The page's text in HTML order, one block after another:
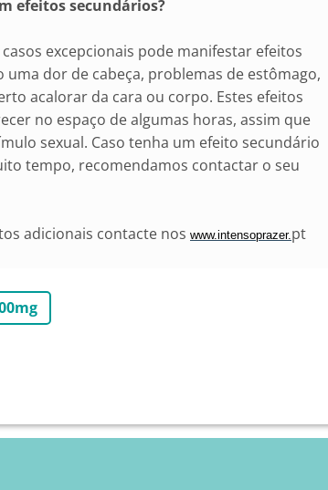
efeitos secundários?
casos excepcionais pode manifestar efeitos
dor de cabeça, problemas de estômago,
acalorar da cara ou corpo. Estes efeitos
no espaço de algumas horas, assim que
sexual. Caso tenha um efeito secundário
tempo, recomendamos contactar o seu
adicionais contacte nos www.intensoprazer. pt